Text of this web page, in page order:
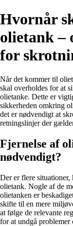
Hvornår
olietank –
for
Når det kommer til
skal overholdes for at
olietanke. Dette er
sikkerheden omkring
det er nødvendigt at
retningslinjer der
Fjernelse af
nødvendigt?
Der er flere
olietank. Nogle af de
olietanken er
skifte til en mere
at følge de relevante
for at undgå problemer